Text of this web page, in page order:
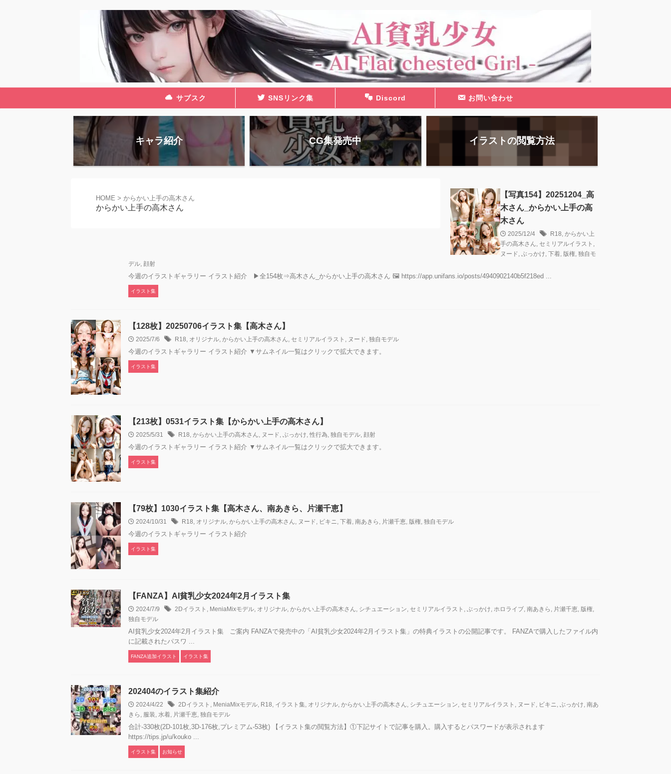
サブスク SNSリンク集 Discord お問い合わせ
キャラ紹介 CG集発売中 イラストの閲覧方法
HOME > からかい上手の高木さん
からかい上手の高木さん
【写真154】20251204_高
木さん_からかい上手の高
木さん
2025/12/4 R18, からかい上
手の高木さん, セミリアルイラスト ,
ヌード, ぶっかけ, 下着, 版権, 独自モ
デル, 顔射
今週のイラストギャラリー イラスト紹介 ▶全154枚⇒高木さん_からかい上手の高木さん 🖼 https://app.unifans.io/posts/4940902140b5f218ed ...
イラスト集
【128枚】20250706イラスト集【高木さん】
2025/7/6 R18, オリジナル, からかい上手の高木さん, セミリアルイラスト , ヌード, 独自モデル
今週のイラストギャラリー イラスト紹介 ▼サムネイル一覧はクリックで拡大できます。
イラスト集
【213枚】0531イラスト集【からかい上手の高木さん】
2025/5/31 R18, からかい上手の高木さん, ヌード, ぶっかけ, 性行為, 独自モデル, 顔射
今週のイラストギャラリー イラスト紹介 ▼サムネイル一覧はクリックで拡大できます。
イラスト集
【79枚】1030イラスト集【高木さん、南あきら、片瀬千恵】
2024/10/31 R18, オリジナル, からかい上手の高木さん, ヌード, ビキニ, 下着, 南あきら , 片瀬千恵, 版権, 独自モデル
今週のイラストギャラリー イラスト紹介
イラスト集
【FANZA】AI貧乳少女2024年2月イラスト集
2024/7/9 2Dイラスト MeniaMixモデル オリジナル からかい上手の高木さん シチュエーション セミリアルイラスト ぶっかけ ホロライブ 南あきら 片瀬千恵 版権
独自モデル
AI貧乳少女2024年2月イラスト集 ご案内 FANZAで発売中の「AI貧乳少女2024年2月イラスト集」の特典イラストの公開記事です。 FANZAで購入したファイル内
に記載されたパスワ ...
FANZA追加イラスト イラスト集
202404のイラスト集紹介
2024/4/22 2Dイラスト MeniaMixモデル R18 イラスト集 オリジナル からかい上手の高木さん シチュエーション セミリアルイラスト ヌード ビキニ ぶっかけ 南あ
きら
服装 水着 片瀬千恵 独自モデル
合計-330枚(2D-101枚,3D-176枚,プレミアム-53枚) 【イラスト集の閲覧方法】①下記サイトで記事を購入。購入するとパスワードが表示されます
https://tips.jp/u/kouko ...
イラスト集 お知らせ